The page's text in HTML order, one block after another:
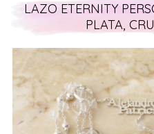
LAZO ETERNITY
PLATA,